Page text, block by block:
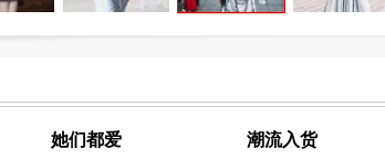
她们都爱 潮流入货